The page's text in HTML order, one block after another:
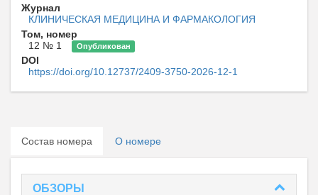
Журнал
КЛИНИЧЕСКАЯ МЕДИЦИНА И ФАРМАКОЛОГИЯ
Том, номер
12 № 1
Опубликован
DOI
https://doi.org/10.12737/2409-3750-2026-12-1
Состав номера О номере
ОБЗОРЫ